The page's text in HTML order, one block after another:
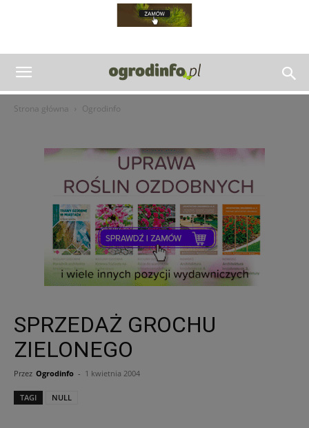
Strona główna Ogrodinfo
SPRZEDAŻ GROCHU
ZIELONEGO
Przez Ogrodinfo - 1 kwietnia 2004
TAGI NULL